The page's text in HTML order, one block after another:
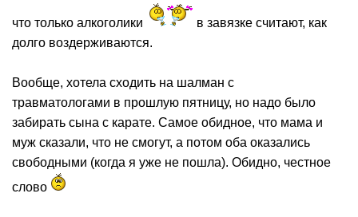
что только алкоголики
в завязке считают, как
долго воздерживаются.
Вообще, хотела сходить на шалман с
травматологами в прошлую пятницу, но надо было
забирать сына с карате. Самое обидное, что мама и
муж сказали, что не смогут, а потом оба оказались
свободными (когда я уже не пошла). Обидно, честное
слово